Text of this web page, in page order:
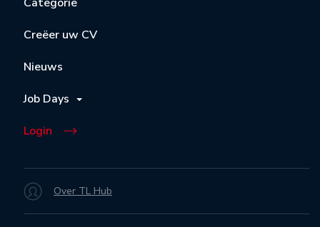
Creëer uw CV
Nieuws
Job Days
Login
Over TL Hub